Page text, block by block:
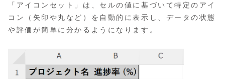
「アイコンセット」は、セルの値に基づいて特定のアイ
コン（矢印や丸など）を自動的に表示し、データの状態
や評価が簡単に分かるようになります。